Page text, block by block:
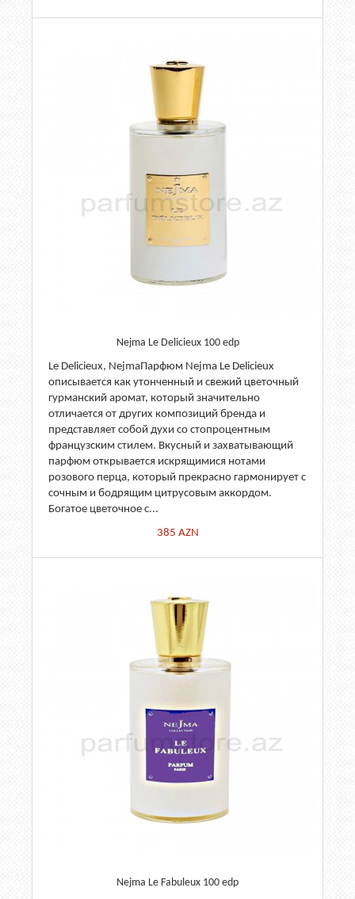
Nejma Le Delicieux 100 edp
Le Delicieux, NejmaПарфюм Nejma Le Delicieux
описывается как утонченный и свежий цветочный
гурманский аромат, который значительно
отличается от других композиций бренда и
представляет собой духи со стопроцентным
французским стилем. Вкусный и захватывающий
парфюм открывается искрящимися нотами
розового перца, который прекрасно гармонирует с
сочным и бодрящим цитрусовым аккордом.
Богатое цветочное с...
385 AZN
Nejma Le Fabuleux 100 edp